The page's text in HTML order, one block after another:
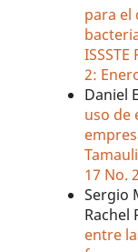
para el
ISSSTE
2:
Daniel
uso de
17 No.
Sergio
Rachel
entre